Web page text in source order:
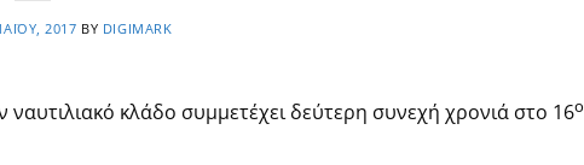
2017 BY DIGIMARK
κλάδο συμμετέχει δεύτερη συνεχή χρονιά στο 16ο